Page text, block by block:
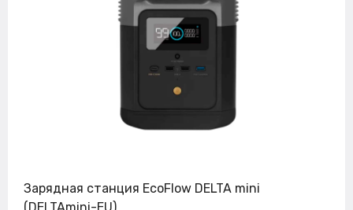
Зарядная станция EcoFlow DELTA mini